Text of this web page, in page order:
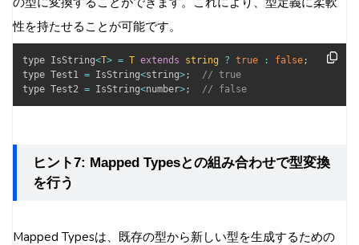
性を持たせることが可能です。
type IsString<T> = T extends string ? true : false;
type Test1 = IsString<string>;
// true
type Test2 = IsString<number>; // false
ヒント7: Mapped Typesとの組み合わせで型変換
を行う
Mapped Typesは、既存の型から新しい型を生成するための